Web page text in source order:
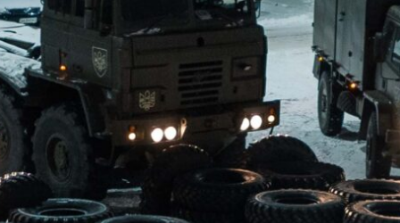
TOUTES LES DEMANDES